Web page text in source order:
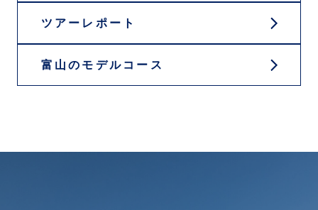
ツアーレポート
富山のモデルコース